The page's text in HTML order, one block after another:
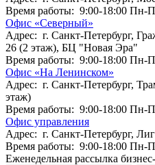
Время работы: 9:00-18:00 Пн-
Офис «Северный»
Адрес: г. Санкт-Петербург,
26 (2 этаж), БЦ "Новая Эра"
Время работы: 9:00-18:00 Пн-
Офис «На Ленинском»
Адрес: г. Санкт-Петербург,
этаж)
Время работы: 9:00-18:00 Пн-
Офис управления
Адрес: г. Санкт-Петербург,
Время работы: 9:00-18:00 Пн-
Еженедельная рассылка